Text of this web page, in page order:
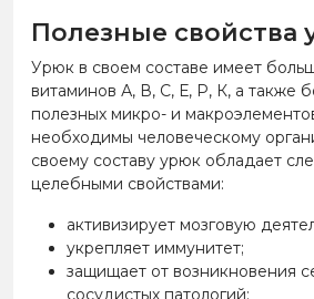
Полезные свойства
Урюк в своем составе имеет
витаминов А, В, С, Е, Р, К, а также
полезных микро- и
необходимы человеческому
своему составу урюк обладает
целебными свойствами:
активизирует мозговую
укрепляет иммунитет;
защищает от возникновения
сосудистых патологий;